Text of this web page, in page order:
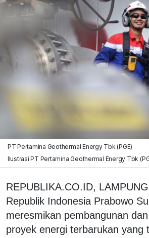
PT Pertamina Geothermal Energy Tbk (PGE)
Ilustrasi PT Pertamina Geothermal Energy Tbk
REPUBLIKA.CO.ID,
Republik Indonesia Prabowo
meresmikan pembangunan
proyek energi terbarukan yang